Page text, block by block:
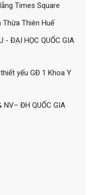
Times Square
Thiên Huế
- ĐẠI HỌC QUỐC GIA
yếu GĐ 1 Khoa Y
NV– ĐH QUỐC GIA